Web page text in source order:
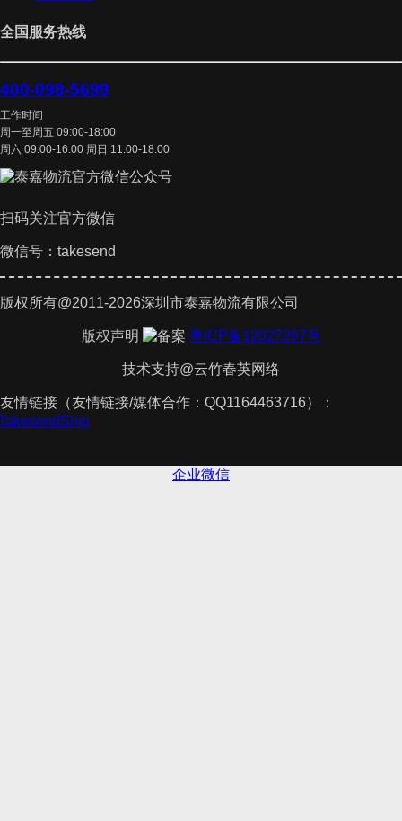
全国服务热线
400-098-5699
工作时间
周一至周五 09:00-18:00
周六 09:00-16:00 周日 11:00-18:00
扫码关注官方微信
微信号：takesend
版权所有@2011-2026深圳市泰嘉物流有限公司
版权声明 粤ICP备12027267号
技术支持@云竹春英网络
友情链接（友情链接/媒体合作：QQ1164463716）：
TakesendShip
企业微信